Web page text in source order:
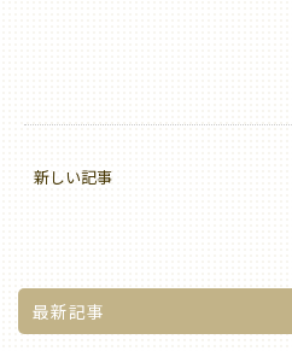
新しい記事
最新記事